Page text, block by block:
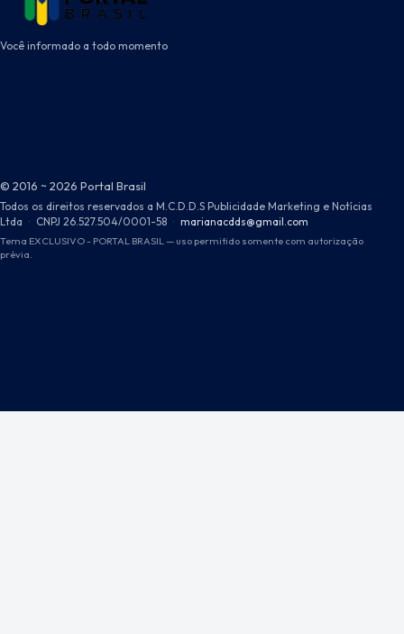
Você informado a todo momento
© 2016 ~ 2026 Portal Brasil
Todos os direitos reservados a M.C.D.D.S Publicidade Marketing e Notícias
Ltda · CNPJ 26.527.504/0001-58 · marianacdds@gmail.com
Tema EXCLUSIVO - PORTAL BRASIL — uso permitido somente com autorização
prévia.